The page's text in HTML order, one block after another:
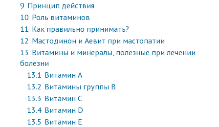
9 Принцип действия
10 Роль витаминов
11 Как правильно принимать?
12 Мастодинон и Аевит при мастопатии
13 Витамины и минералы, полезные при лечении
болезни
13.1 Витамин А
13.2 Витамины группы В
13.3 Витамин С
13.4 Витамин D
13.5 Витамин Е